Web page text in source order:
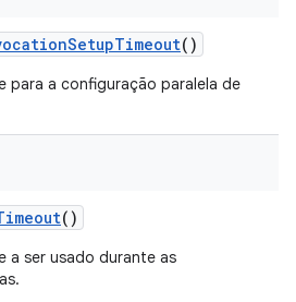
SetupTimeout()
para a configuração paralela de
()
a ser usado durante as